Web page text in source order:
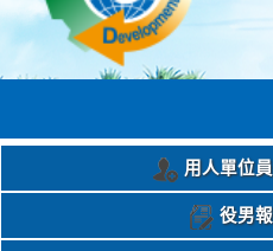
用人單位
役男